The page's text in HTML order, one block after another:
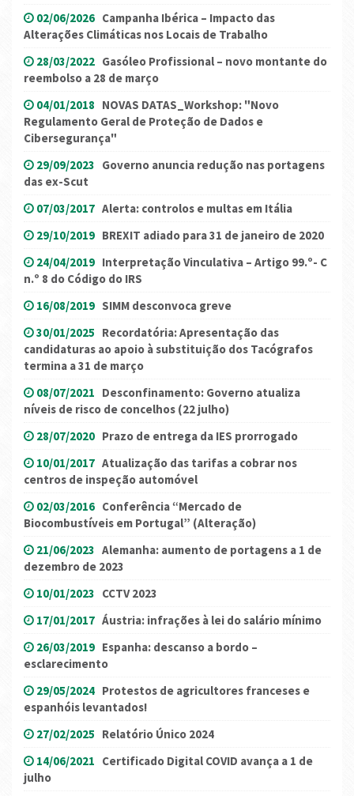
02/06/2026 Campanha Ibérica – Impacto das
Alterações Climáticas nos Locais de Trabalho
28/03/2022 Gasóleo Profissional – novo montante do
reembolso a 28 de março
04/01/2018 NOVAS DATAS_Workshop: "Novo
Regulamento Geral de Proteção de Dados e
Cibersegurança"
29/09/2023 Governo anuncia redução nas portagens
das ex-Scut
07/03/2017 Alerta: controlos e multas em Itália
29/10/2019 BREXIT adiado para 31 de janeiro de 2020
24/04/2019 Interpretação Vinculativa – Artigo 99.º- C
n.º 8 do Código do IRS
16/08/2019 SIMM desconvoca greve
30/01/2025 Recordatória: Apresentação das
candidaturas ao apoio à substituição dos Tacógrafos
termina a 31 de março
08/07/2021 Desconfinamento: Governo atualiza
níveis de risco de concelhos (22 julho)
28/07/2020 Prazo de entrega da IES prorrogado
10/01/2017 Atualização das tarifas a cobrar nos
centros de inspeção automóvel
02/03/2016 Conferência “Mercado de
Biocombustíveis em Portugal” (Alteração)
21/06/2023 Alemanha: aumento de portagens a 1 de
dezembro de 2023
10/01/2023 CCTV 2023
17/01/2017 Áustria: infrações à lei do salário mínimo
26/03/2019 Espanha: descanso a bordo –
esclarecimento
29/05/2024 Protestos de agricultores franceses e
espanhóis levantados!
27/02/2025 Relatório Único 2024
14/06/2021 Certificado Digital COVID avança a 1 de
julho